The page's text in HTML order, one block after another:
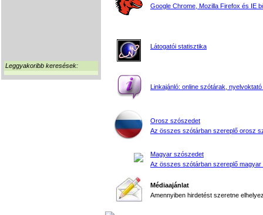
Leggyakoribb keresések:
Google Chrome, Mozilla Firefox és IE
Látogatói statisztika
Linkajánló: online szótárak, nyelvoktató
Orosz szószedet
Az összes szótárban szereplő orosz
Magyar szószedet
Az összes szótárban szereplő magyar
Médiaajánlat
Amennyiben hirdetést szeretne